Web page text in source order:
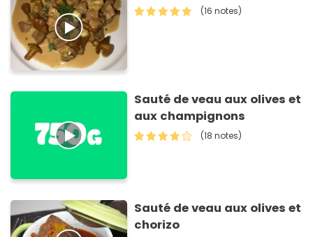
(16 notes)
Sauté de veau aux olives et
aux champignons
(18 notes)
Sauté de veau aux olives et
chorizo